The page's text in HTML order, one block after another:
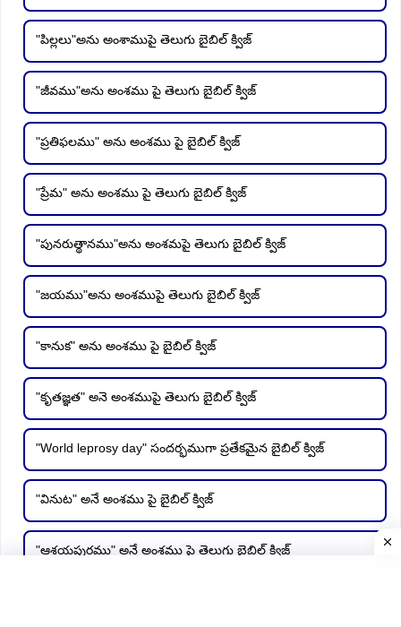
"పిల్లలు"అను అంశాముపై తెలుగు బైబిల్ క్విజ్
"జీవము"అను అంశము పై తెలుగు బైబిల్ క్విజ్
"ప్రతిఫలము" అను అంశము పై బైబిల్ క్విజ్
"ప్రేమ" అను అంశము పై తెలుగు బైబిల్ క్విజ్
"పునరుత్థానము"అను అంశమపై తెలుగు బైబిల్ క్విజ్
"జయము"అను అంశముపై తెలుగు బైబిల్ క్విజ్
"కానుక" అను అంశము పై బైబిల్ క్విజ్
"కృతజ్ఞత" అనె అంశముపై తెలుగు బైబిల్ క్విజ్
"World leprosy day" సందర్భముగా ప్రతేకమైన బైబిల్ క్విజ్
"వినుట" అనే అంశము పై బైబిల్ క్విజ్
"ఆశ్రయపురము" అనే అంశము పై తెలుగు బైబిల్ క్విజ్